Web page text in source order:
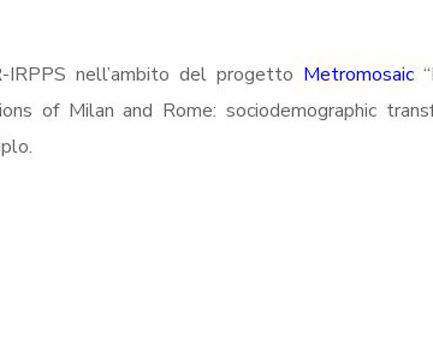
IRPPS nell’ambito del progetto Metromosaic
of Milan and Rome: sociodemographic